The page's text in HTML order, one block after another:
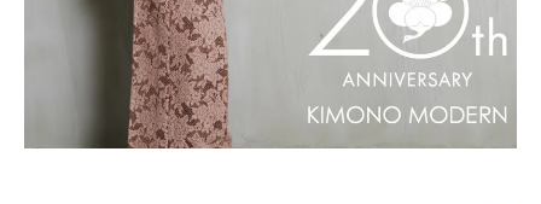
ソシアル
在庫有 アーカイブ商品 セール商品